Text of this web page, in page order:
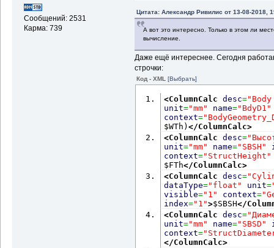
Сообщений: 2531
Карма: 739
Цитата: Александр Ривилис от 13-08-2018,
А вот это интересно. Только в этом ли
вычисление.
Даже ещё интереснее. Сегодня
строчки:
Код - XML [Выбрать]
<ColumnCalc desc=
unit="mm" name="BdyD1"
context=
$WTh)</ColumnCalc>
<ColumnCalc
desc=
unit="mm" name="SBSH"
context="StructHeight"
$FTh</ColumnCalc>
<ColumnCalc
desc=
dataType="float" unit=
visible="1" context=
index="1">$SBSH</
<ColumnCalc
desc=
unit="mm" name="SBSD"
context=
</ColumnCalc>